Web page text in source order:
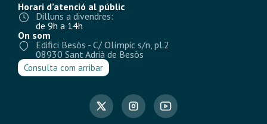
Horari d’atenció al públic
Dilluns a divendres:
de 9h a 14h
On som
Edifici Besòs - C/ Olímpic s/n, pl.2
08930 Sant Adrià de Besòs
Consulta com arribar